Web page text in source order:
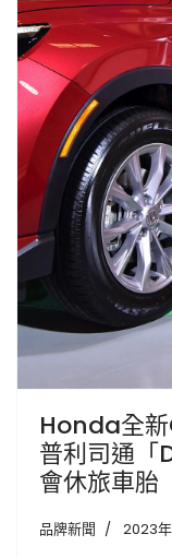
Honda全
普利司通「
會休旅車胎
品牌新聞 2023